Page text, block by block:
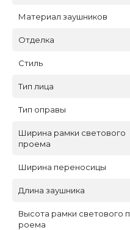
Материал заушников
Отделка
Стиль
Тип лица
Тип оправы
Ширина рамки светового
проема
Ширина переносицы
Длина заушника
Высота рамки светового п
роема